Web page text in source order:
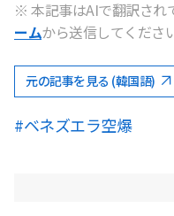
※ 本記事はAIで翻訳され
ームから送信してください
元の記事を見る (韓国語)
#ベネズエラ空爆